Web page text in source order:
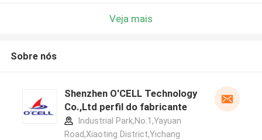
Veja mais
Sobre nós
Shenzhen O'CELL Technology
Co.,Ltd perfil do fabricante
Industrial Park,No.1,Yayuan
Road,Xiaoting District,Yichang